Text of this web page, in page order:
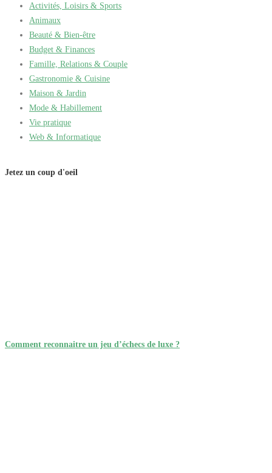
Activités, Loisirs & Sports
Animaux
Beauté & Bien-être
Budget & Finances
Famille, Relations & Couple
Gastronomie & Cuisine
Maison & Jardin
Mode & Habillement
Vie pratique
Web & Informatique
Jetez un coup d'oeil
Comment reconnaitre un jeu d’échecs de luxe ?